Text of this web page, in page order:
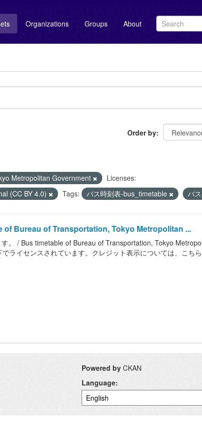
Organizations Groups About
Order by
Metropolitan Government
Licenses:
(CC BY 4.0)
Tags: バス時刻表-bus_timetable バ
of Bureau of Transportation, Tokyo Metropolitan ...
。 / Bus timetable of Bureau of Transportation, Tokyo
ライセンスされています。クレジット表示については、こち
Powered by CKAN
Language